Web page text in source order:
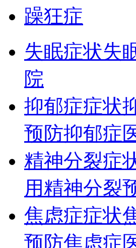
躁狂症
失眠症状失
院
抑郁症症状
预防抑郁症
精神分裂症
用精神分裂
焦虑症症状
预防焦虑症